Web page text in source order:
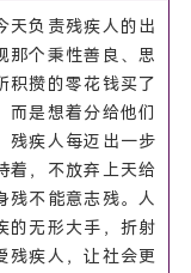
天负责残疾人的出
那个秉性善良、思
积攒的零花钱买了
而是想着分给他们
残疾人每迈出一步
着，不放弃上天给
残不能意志残。人
的无形大手，折射
残疾人，让社会更